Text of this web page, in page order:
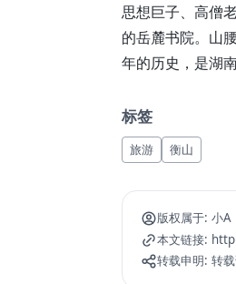
思想巨子、高僧
的岳麓书院。山
年的历史，是湖
标签
旅游 衡山
版权属于: 小A
本文链接:
转载申明: 转